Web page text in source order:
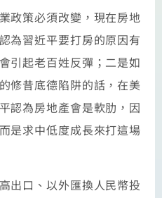
策必須改變，現在房地
為習近平要打房的原因有
引起老百姓反彈；二是如
修昔底德陷阱的話，在美
認為房地產會是軟肋，因
是求中低度成長來打這場
口、以外匯換人民幣投